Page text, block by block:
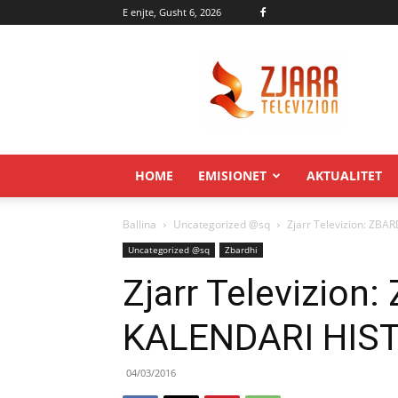
E enjte, Gusht 6, 2026
HOME EMISIONET AKTUALITET
Ballina Uncategorized @sq Zjarr Televizion:
Uncategorized @sq Zbardhi
Zjarr Televizion:
KALENDARI
04/03/2016